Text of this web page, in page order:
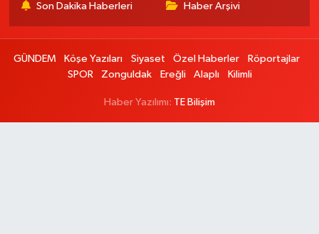
Son Dakika Haberleri Haber Arşivi
GÜNDEM Köşe Yazıları Siyaset Özel Haberler
Röportajlar
SPOR
Zonguldak Ereğli Alaplı Kilimli
Haber Yazılımı: TE Bilişim